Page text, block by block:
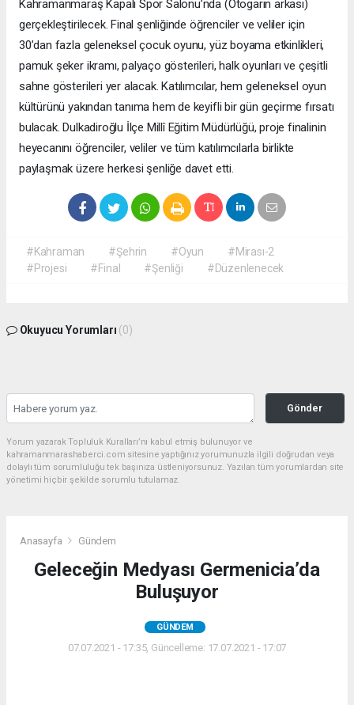
Kahramanmaraş Kapalı Spor Salonu’nda (Otogarın arkası)
gerçekleştirilecek. Final şenliğinde öğrenciler ve veliler için
30’dan fazla geleneksel çocuk oyunu, yüz boyama etkinlikleri,
pamuk şeker ikramı, palyaço gösterileri, halk oyunları ve çeşitli
sahne gösterileri yer alacak. Katılımcılar, hem geleneksel oyun
kültürünü yakından tanıma hem de keyifli bir gün geçirme fırsatı
bulacak. Dulkadiroğlu İlçe Millî Eğitim Müdürlüğü, proje finalinin
heyecanını öğrenciler, veliler ve tüm katılımcılarla birlikte
paylaşmak üzere herkesi şenliğe davet etti.
#Kahraman #Şehrin #Oyun
#Mirası-2
#Projesi
#Final #Şenliği #Düzenlenecek
Okuyucu Yorumları (0)
Gönder
Yorum yazarak Topluluk Kuralları’nı kabul etmiş bulunuyor ve
kahramanmarashaberci.com sitesine yaptığınız yorumunuzla ilgili doğrudan veya
dolaylı tüm sorumluluğu tek başınıza üstleniyorsunuz. Yazılan tüm yorumlardan site
yönetimi hiçbir şekilde sorumlu tutulamaz.
Anasayfa Gündem
Geleceğin Medyası Germenicia’da
Buluşuyor
GÜNDEM
07.07.2021 - 17:35, Güncelleme: 17.07.2021 - 17:07